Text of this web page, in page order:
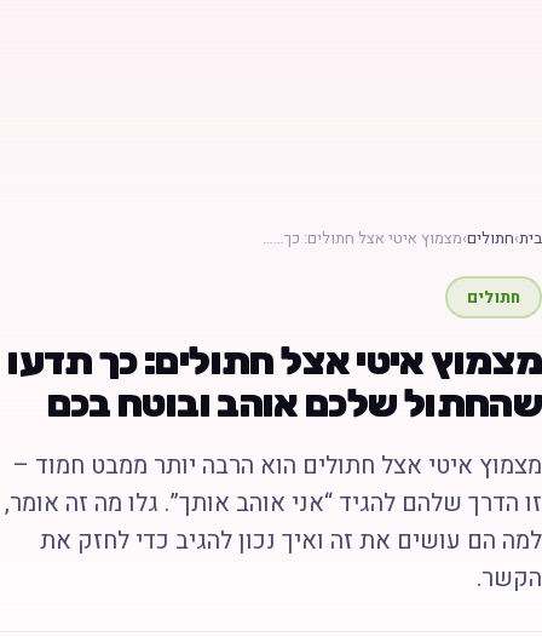
›חתולים›מצמוץ איטי אצל חתולים: כך……
חתולים
איטי אצל חתולים: כך תדעו
שלכם אוהב ובוטח בכם
איטי אצל חתולים הוא הרבה יותר ממבט חמוד –
הדרך שלהם להגיד “אני אוהב אותך”. גלו מה זה אומר,
הם עושים את זה ואיך נכון להגיב כדי לחזק את